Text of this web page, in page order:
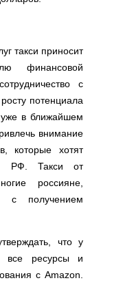
такси приносит
финансовой
с
потенциала
в ближайшем
внимание
которые хотят
РФ. Такси от
россияне,
с получением
что у
все ресурсы и
с Amazon.